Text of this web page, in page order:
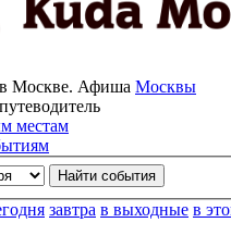
в Москве. Афиша Москвы
местам
завтра в выходные в